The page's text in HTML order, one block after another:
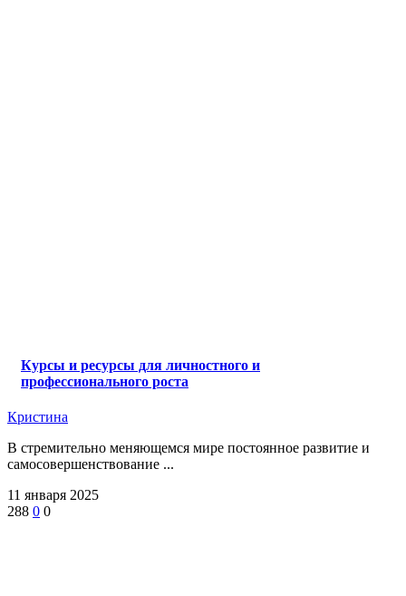
Курсы и ресурсы для личностного и
профессионального роста
Кристина
В стремительно меняющемся мире постоянное развитие и
самосовершенствование ...
11 января 2025
288 0 0